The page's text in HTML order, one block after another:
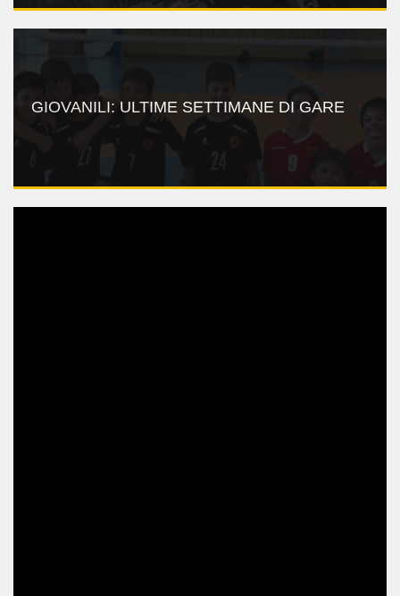
GIOVANILI: ULTIME SETTIMANE DI GARE